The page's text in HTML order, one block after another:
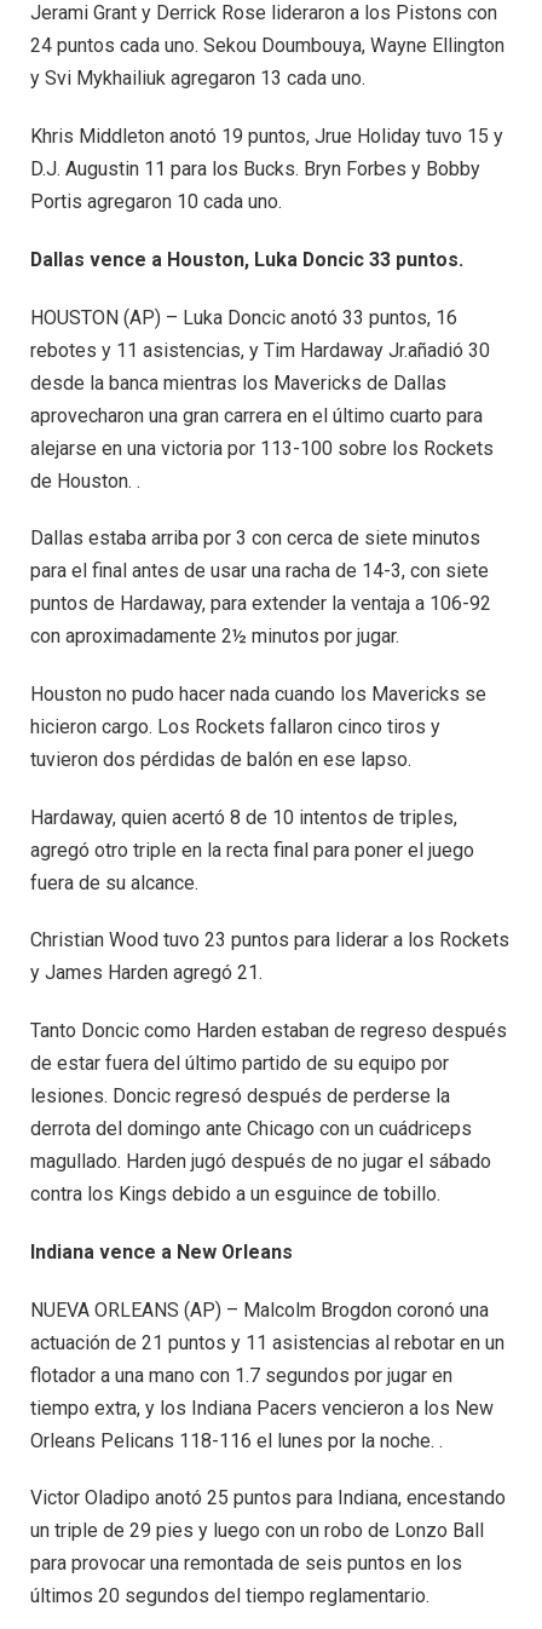
Jerami Grant y Derrick Rose lideraron a los Pistons con
24 puntos cada uno. Sekou Doumbouya, Wayne Ellington
y Svi Mykhailiuk agregaron 13 cada uno.
Khris Middleton anotó 19 puntos, Jrue Holiday tuvo 15 y
D.J. Augustin 11 para los Bucks. Bryn Forbes y Bobby
Portis agregaron 10 cada uno.
Dallas vence a Houston, Luka Doncic 33 puntos.
HOUSTON (AP) – Luka Doncic anotó 33 puntos, 16
rebotes y 11 asistencias, y Tim Hardaway Jr.añadió 30
desde la banca mientras los Mavericks de Dallas
aprovecharon una gran carrera en el último cuarto para
alejarse en una victoria por 113-100 sobre los Rockets
de Houston. .
Dallas estaba arriba por 3 con cerca de siete minutos
para el final antes de usar una racha de 14-3, con siete
puntos de Hardaway, para extender la ventaja a 106-92
con aproximadamente 2½ minutos por jugar.
Houston no pudo hacer nada cuando los Mavericks se
hicieron cargo. Los Rockets fallaron cinco tiros y
tuvieron dos pérdidas de balón en ese lapso.
Hardaway, quien acertó 8 de 10 intentos de triples,
agregó otro triple en la recta final para poner el juego
fuera de su alcance.
Christian Wood tuvo 23 puntos para liderar a los Rockets
y James Harden agregó 21.
Tanto Doncic como Harden estaban de regreso después
de estar fuera del último partido de su equipo por
lesiones. Doncic regresó después de perderse la
derrota del domingo ante Chicago con un cuádriceps
magullado. Harden jugó después de no jugar el sábado
contra los Kings debido a un esguince de tobillo.
Indiana vence a New Orleans
NUEVA ORLEANS (AP) – Malcolm Brogdon coronó una
actuación de 21 puntos y 11 asistencias al rebotar en un
flotador a una mano con 1.7 segundos por jugar en
tiempo extra, y los Indiana Pacers vencieron a los New
Orleans Pelicans 118-116 el lunes por la noche. .
Victor Oladipo anotó 25 puntos para Indiana, encestando
un triple de 29 pies y luego con un robo de Lonzo Ball
para provocar una remontada de seis puntos en los
últimos 20 segundos del tiempo reglamentario.